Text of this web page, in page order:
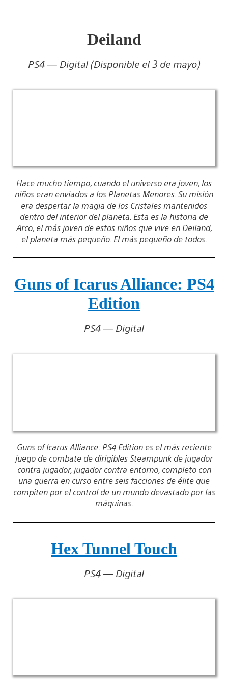
Deiland
PS4 — Digital (Disponible el 3 de mayo)
Hace mucho tiempo, cuando el universo era joven, los
niños eran enviados a los Planetas Menores. Su misión
era despertar la magia de los Cristales mantenidos
dentro del interior del planeta. Esta es la historia de
Arco, el más joven de estos niños que vive en Deiland,
el planeta más pequeño. El más pequeño de todos.
Guns of Icarus Alliance: PS4
Edition
PS4 — Digital
Guns of Icarus Alliance: PS4 Edition es el más reciente
juego de combate de dirigibles Steampunk de jugador
contra jugador, jugador contra entorno, completo con
una guerra en curso entre seis facciones de élite que
compiten por el control de un mundo devastado por las
máquinas.
Hex Tunnel Touch
PS4 — Digital